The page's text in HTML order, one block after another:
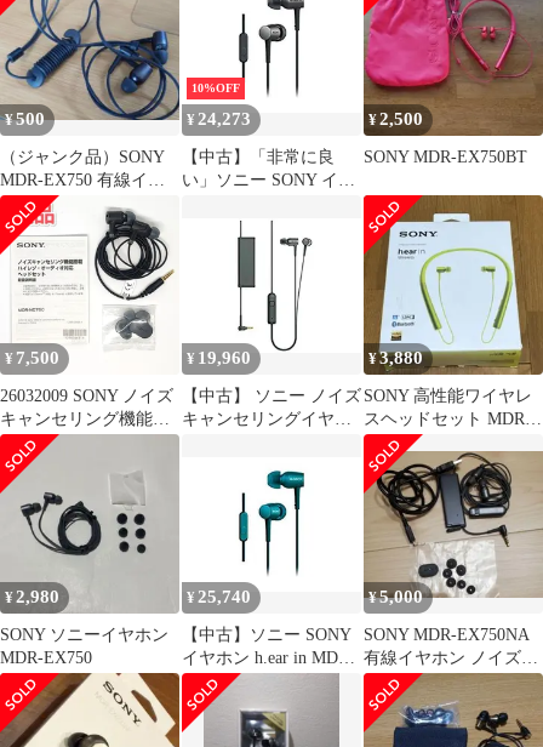
マイク付き ビリジアン
ブルー MDR-EX750AP
L
¥500
（ジャンク品）SONY
MDR-EX750 有線イヤ
ホン 本体
10%OFF
¥ 24,273
【中古】「非常に良
い」ソニー SONY イヤ
EX750AP : ハイレゾ対
応 カナル型 リモコン・
マイク付き チャコール
ブラック MDR-
EX750AP B
¥2,500
SONY MDR-EX750BT
¥ 7,500
26032009 SONY ノイズ
キャンセリング機能搭
載 ハイレゾ・オーディ
オ対応ヘッドセット
MDR-NC750 Xperia エ
クスペリア 有線イヤホ
¥ 19,960
【中古】 ソニー ノイズ
キャンセリングイヤホ
ン・マイク付き MDR-
EX750NA
¥3,880
SONY 高性能ワイヤレ
スヘッドセット MDR-
EX750BT
¥2,980
SONY ソニーイヤホン
MDR-EX750
¥25,740
【中古】ソニー SONY
イヤホン h.ear in MDR-
EX750AP : ハイレゾ対
応 カナル型 リモコン・
マイク付き ビリジアン
¥5,000
SONY MDR-EX750NA
有線イヤホン ノイズキ
ャンセリング